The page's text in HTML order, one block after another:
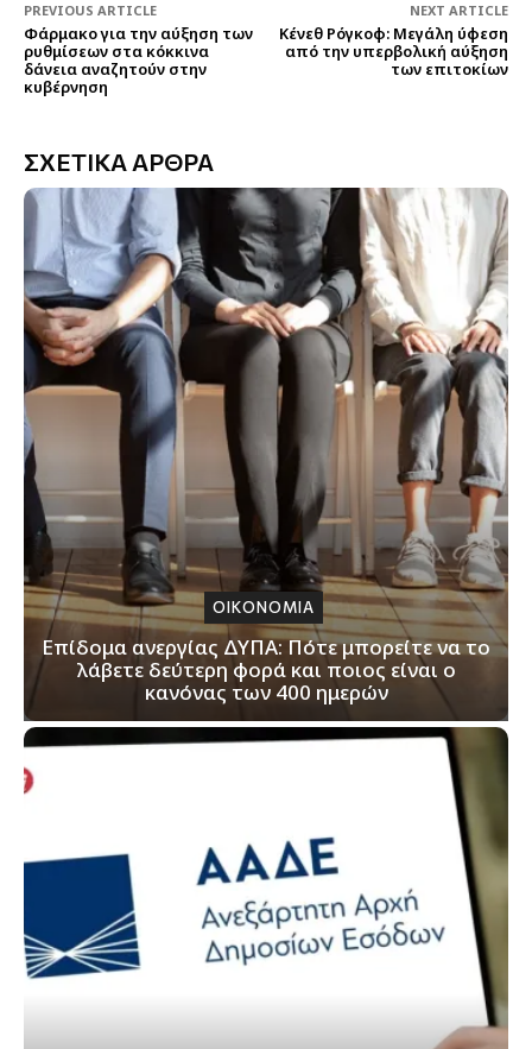
PREVIOUS ARTICLE
Φάρμακο για την αύξηση των
ρυθμίσεων στα κόκκινα
δάνεια αναζητούν στην
κυβέρνηση
NEXT ARTICLE
Κένεθ Ρόγκοφ: Μεγάλη ύφεση
από την υπερβολική αύξηση
των επιτοκίων
ΣΧΕΤΙΚΑ ΑΡΘΡΑ
ΟΙΚΟΝΟΜΙΑ
Επίδομα ανεργίας ΔΥΠΑ: Πότε μπορείτε να το
λάβετε δεύτερη φορά και ποιος είναι ο
κανόνας των 400 ημερών